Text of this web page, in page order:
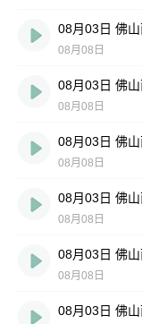
08月08日
08月08日
08月08日
08月08日
08月08日